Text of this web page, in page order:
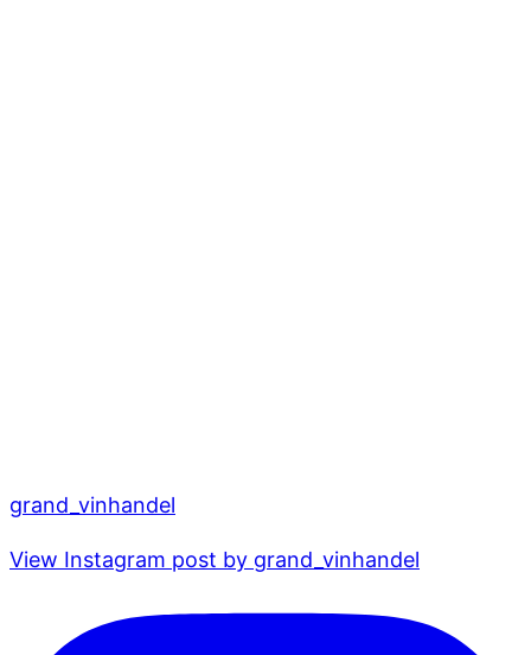
grand_vinhandel
View Instagram post by grand_vinhandel